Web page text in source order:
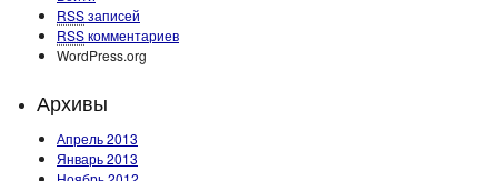
RSSзаписей
RSSкомментариев
WordPress.org
Архивы
Апрель 2013
Январь 2013